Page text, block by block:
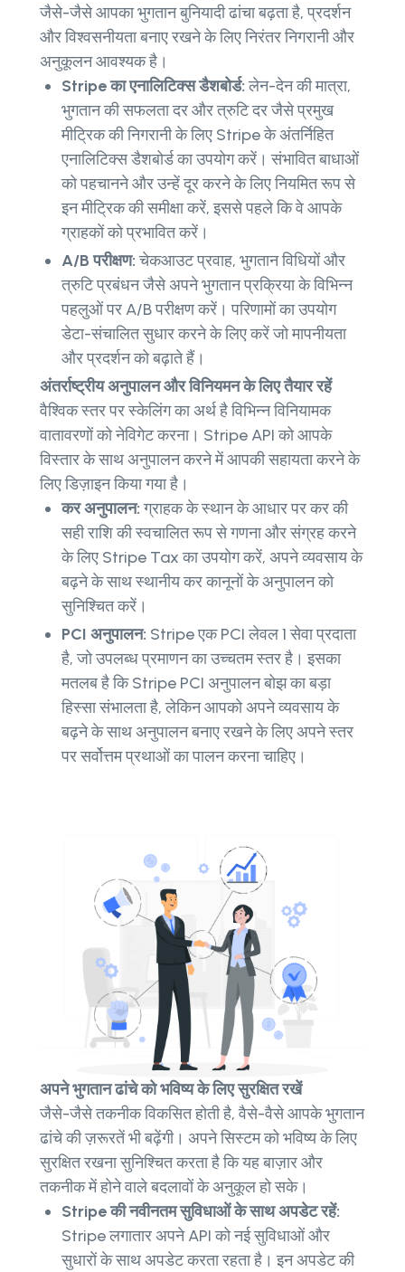
जैसे-जैसे आपका भुगतान बुनियादी ढांचा बढ़ता है, प्रदर्शन
और विश्वसनीयता बनाए रखने के लिए निरंतर निगरानी और
अनुकूलन आवश्यक है।
Stripe का एनालिटिक्स डैशबोर्ड:लेन-देन की मात्रा,
भुगतान की सफलता दर और त्रुटि दर जैसे प्रमुख
मीट्रिक की निगरानी के लिए Stripe के अंतर्निहित
एनालिटिक्स डैशबोर्ड का उपयोग करें। संभावित बाधाओं
को पहचानने और उन्हें दूर करने के लिए नियमित रूप से
इन मीट्रिक की समीक्षा करें, इससे पहले कि वे आपके
ग्राहकों को प्रभावित करें।
A/B परीक्षण:चेकआउट प्रवाह, भुगतान विधियों और
त्रुटि प्रबंधन जैसे अपने भुगतान प्रक्रिया के विभिन्न
पहलुओं पर A/B परीक्षण करें। परिणामों का उपयोग
डेटा-संचालित सुधार करने के लिए करें जो मापनीयता
और प्रदर्शन को बढ़ाते हैं।
अंतर्राष्ट्रीय अनुपालन और विनियमन के लिए तैयार रहें
वैश्विक स्तर पर स्केलिंग का अर्थ है विभिन्न विनियामक
वातावरणों को नेविगेट करना। Stripe API को आपके
विस्तार के साथ अनुपालन करने में आपकी सहायता करने के
लिए डिज़ाइन किया गया है।
कर अनुपालन:ग्राहक के स्थान के आधार पर कर की
सही राशि की स्वचालित रूप से गणना और संग्रह करने
के लिए Stripe Tax का उपयोग करें, अपने व्यवसाय के
बढ़ने के साथ स्थानीय कर कानूनों के अनुपालन को
सुनिश्चित करें।
PCI अनुपालन: Stripe एक PCI लेवल 1 सेवा प्रदाता
है, जो उपलब्ध प्रमाणन का उच्चतम स्तर है। इसका
मतलब है कि Stripe PCI अनुपालन बोझ का बड़ा
हिस्सा संभालता है, लेकिन आपको अपने व्यवसाय के
बढ़ने के साथ अनुपालन बनाए रखने के लिए अपने स्तर
पर सर्वोत्तम प्रथाओं का पालन करना चाहिए।
अपने भुगतान ढांचे को भविष्य के लिए सुरक्षित रखें
जैसे-जैसे तकनीक विकसित होती है, वैसे-वैसे आपके भुगतान
ढांचे की ज़रूरतें भी बढ़ेंगी। अपने सिस्टम को भविष्य के लिए
सुरक्षित रखना सुनिश्चित करता है कि यह बाज़ार और
तकनीक में होने वाले बदलावों के अनुकूल हो सके।
Stripe की नवीनतम सुविधाओं के साथ अपडेट रहें:
Stripe लगातार अपने API को नई सुविधाओं और
सुधारों के साथ अपडेट करता रहता है। इन अपडेट की